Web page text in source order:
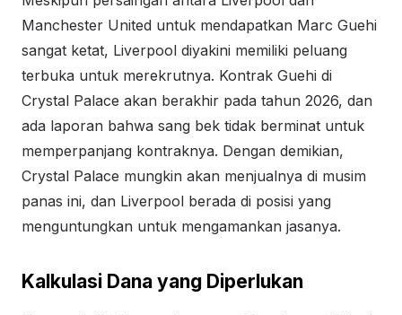
Manchester United untuk mendapatkan Marc Guehi
sangat ketat, Liverpool diyakini memiliki peluang
terbuka untuk merekrutnya. Kontrak Guehi di
Crystal Palace akan berakhir pada tahun 2026, dan
ada laporan bahwa sang bek tidak berminat untuk
memperpanjang kontraknya. Dengan demikian,
Crystal Palace mungkin akan menjualnya di musim
panas ini, dan Liverpool berada di posisi yang
menguntungkan untuk mengamankan jasanya.
Kalkulasi Dana yang Diperlukan